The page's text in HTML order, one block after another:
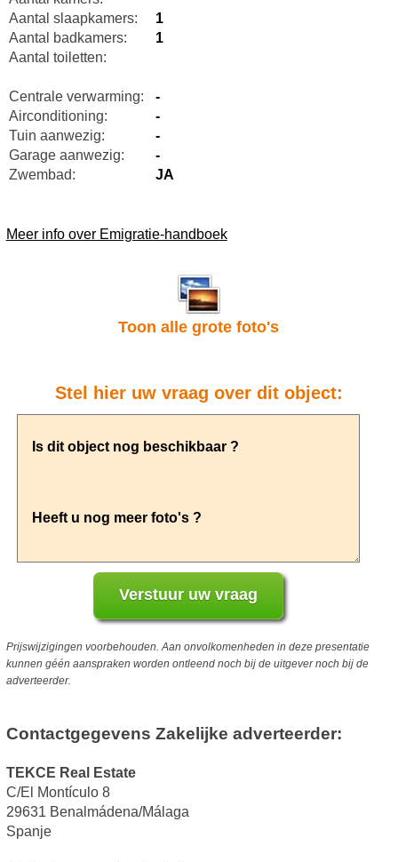
Aantal slaapkamers:
1
Aantal badkamers:
1
Aantal toiletten:
Centrale verwarming:
-
Airconditioning:
-
Tuin aanwezig:
-
Garage aanwezig:
-
Zwembad:
JA
Meer info over Emigratie-handboek
Toon alle grote foto's
Stel hier uw vraag over dit object:
Prijswijzigingen voorbehouden. Aan onvolkomenheden in deze presentatie
kunnen géén aanspraken worden ontleend noch bij de uitgever noch bij de
adverteerder.
Contactgegevens Zakelijke adverteerder:
TEKCE Real Estate
C/El Montículo 8
29631 Benalmádena/Málaga
Spanje